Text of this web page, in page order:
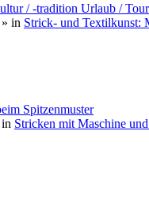
/ -tradition Urlaub /
» in Strick- und Textilkunst:
Spitzenmuster
Stricken mit Maschine